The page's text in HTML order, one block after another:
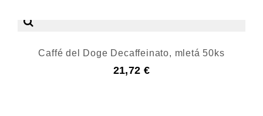
Caffé del Doge Decaffeinato, mletá 50ks
21,72 €